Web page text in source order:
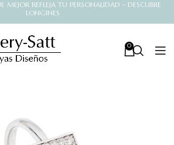
MEJOR REFLEJA TU PERSONALIDAD - DESCUBRE
LONGINES
0